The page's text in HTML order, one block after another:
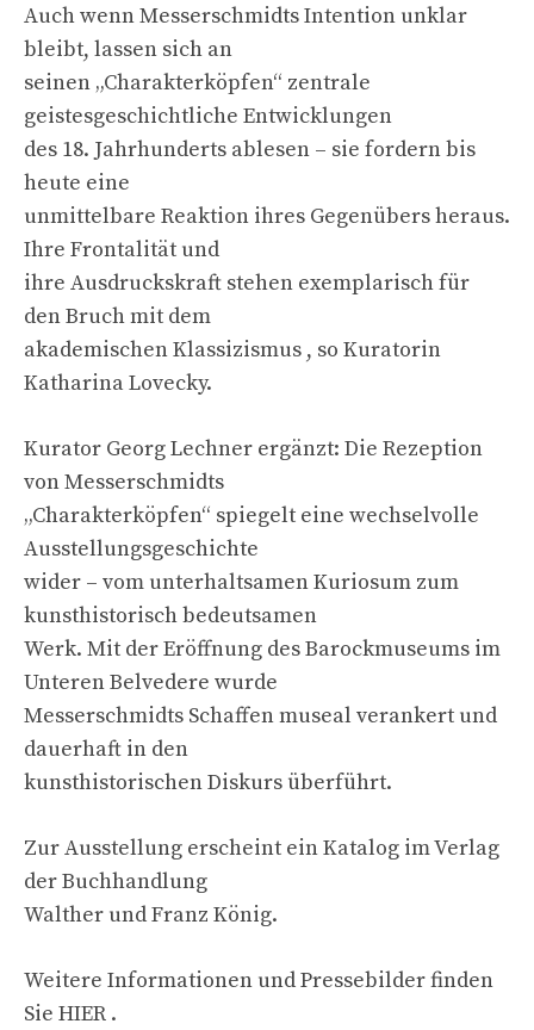
Auch wenn Messerschmidts Intention unklar
bleibt, lassen sich an
seinen „Charakterköpfen“ zentrale
geistesgeschichtliche Entwicklungen
des 18. Jahrhunderts ablesen – sie fordern bis
heute eine
unmittelbare Reaktion ihres Gegenübers heraus.
Ihre Frontalität und
ihre Ausdruckskraft stehen exemplarisch für
den Bruch mit dem
akademischen Klassizismus , so Kuratorin
Katharina Lovecky.
Kurator Georg Lechner ergänzt: Die Rezeption
von Messerschmidts
„Charakterköpfen“ spiegelt eine wechselvolle
Ausstellungsgeschichte
wider – vom unterhaltsamen Kuriosum zum
kunsthistorisch bedeutsamen
Werk. Mit der Eröffnung des Barockmuseums im
Unteren Belvedere wurde
Messerschmidts Schaffen museal verankert und
dauerhaft in den
kunsthistorischen Diskurs überführt.
Zur Ausstellung erscheint ein Katalog im Verlag
der Buchhandlung
Walther und Franz König.
Weitere Informationen und Pressebilder finden
Sie HIER .